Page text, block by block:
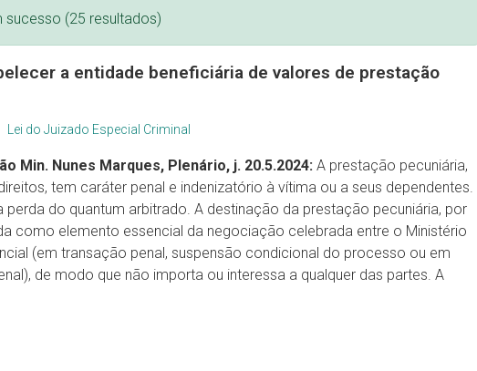
(25 resultados)
a entidade beneficiária de valores de prestação
Lei do Juizado Especial Criminal
Min. Nunes Marques, Plenário, j. 20.5.2024: A prestação pecuniária,
tem caráter penal e indenizatório à vítima ou a seus dependentes.
do quantum arbitrado. A destinação da prestação pecuniária, por
como elemento essencial da negociação celebrada entre o Ministério
(em transação penal, suspensão condicional do processo ou em
de modo que não importa ou interessa a qualquer das partes. A